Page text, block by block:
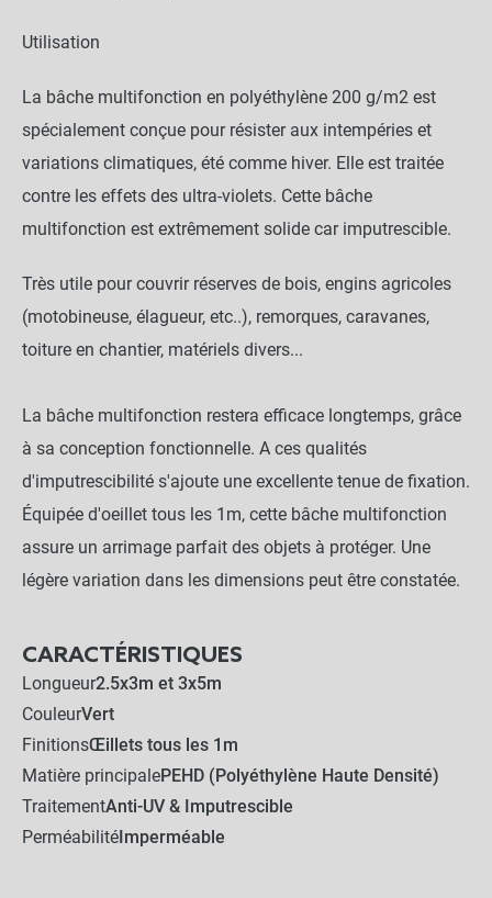
Utilisation
La bâche multifonction en polyéthylène 200 g/m2 est
spécialement conçue pour résister aux intempéries et
variations climatiques, été comme hiver. Elle est traitée
contre les effets des ultra-violets. Cette bâche
multifonction est extrêmement solide car imputrescible.
Très utile pour couvrir réserves de bois, engins agricoles
(motobineuse, élagueur, etc..), remorques, caravanes,
toiture en chantier, matériels divers...
La bâche multifonction restera efficace longtemps, grâce
à sa conception fonctionnelle. A ces qualités
d'imputrescibilité s'ajoute une excellente tenue de fixation.
Équipée d'oeillet tous les 1m, cette bâche multifonction
assure un arrimage parfait des objets à protéger. Une
légère variation dans les dimensions peut être constatée.
CARACTÉRISTIQUES
Longueur2.5x3m et 3x5m
CouleurVert
FinitionsŒillets tous les 1m
Matière principalePEHD (Polyéthylène Haute Densité)
TraitementAnti-UV & Imputrescible
Perméabilité Imperméable